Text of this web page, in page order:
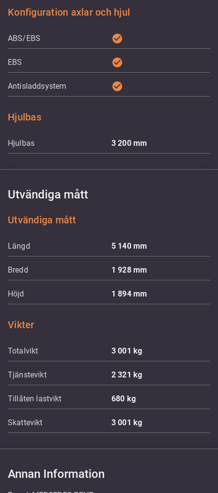
Konfiguration axlar och hjul
ABS/EBS check_circle
EBS check_circle
Antisladdsystem check_circle
Hjulbas
Hjulbas 3 200 mm
Utvändiga mått
Utvändiga mått
Längd 5 140 mm
Bredd 1 928 mm
Höjd 1 894 mm
Vikter
Totalvikt 3 001 kg
Tjänstevikt 2 321 kg
Tillåten lastvikt 680 kg
Skattevikt 3 001 kg
Annan Information